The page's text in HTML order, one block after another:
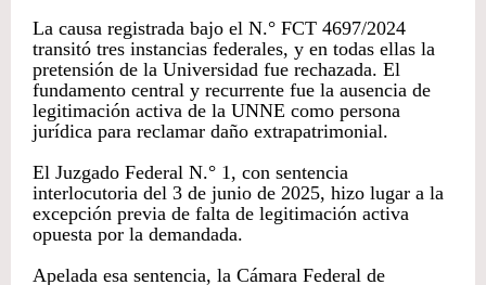
La causa registrada bajo el N.° FCT 4697/2024
transitó tres instancias federales, y en todas ellas la
pretensión de la Universidad fue rechazada. El
fundamento central y recurrente fue la ausencia de
legitimación activa de la UNNE como persona
jurídica para reclamar daño extrapatrimonial.
El Juzgado Federal N.° 1, con sentencia
interlocutoria del 3 de junio de 2025, hizo lugar a la
excepción previa de falta de legitimación activa
opuesta por la demandada.
Apelada esa sentencia, la Cámara Federal de